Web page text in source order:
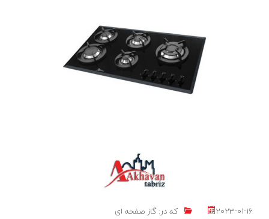
اجاق گاز M15-EDTR مبله اخوان اجاق گاز M15-EDTR از جمله گازهای مرغوب
برند اخوان می باشد. گاز m15 ساخته شده از استیل و شیشه است که دارای
2023-01-16 که در:گاز صفحه ای